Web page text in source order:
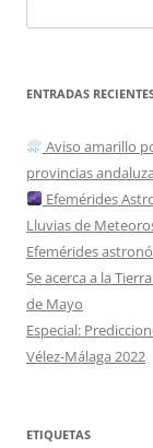
ENTRADAS
Aviso amarillo
provincias
Efemérides
Lluvias de
Efemérides
Se acerca a la
de Mayo
Especial:
Vélez-Málaga 2022
ETIQUETAS